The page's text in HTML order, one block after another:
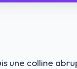
une colline